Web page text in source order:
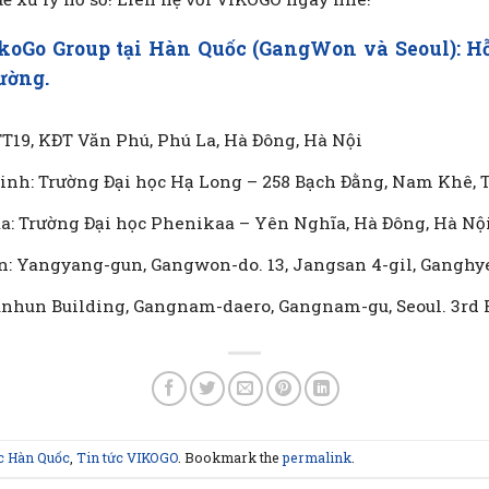
Group tại Hàn Quốc (GangWon và Seoul):
KĐT Văn Phú, Phú La, Hà Đông, Hà Nội
Trường Đại học Hạ Long – 258 Bạch Đằng, Nam Khê,
Trường Đại học Phenikaa – Yên Nghĩa, Hà Đông, Hà
Yangyang-gun, Gangwon-do. 13, Jangsan 4-gil,
Building, Gangnam-daero, Gangnam-gu, Seoul. 3rd
Hàn Quốc, Tin tức VIKOGO. Bookmark thepermalink.